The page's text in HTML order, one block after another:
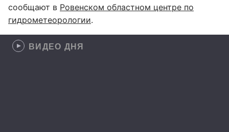
сообщают в Ровенском областном центре по
гидрометеорологии.
ВИДЕО ДНЯ